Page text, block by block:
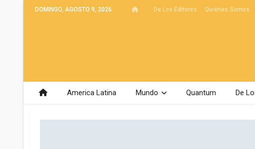
DOMINGO, AGOSTO 9, 2026 De Los Editores Quiénes Somos
America Latina Mundo Quantum De